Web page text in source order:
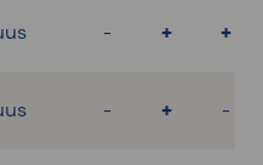
- + +
- + -